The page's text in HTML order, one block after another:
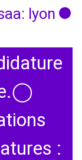
lyon
◯
: